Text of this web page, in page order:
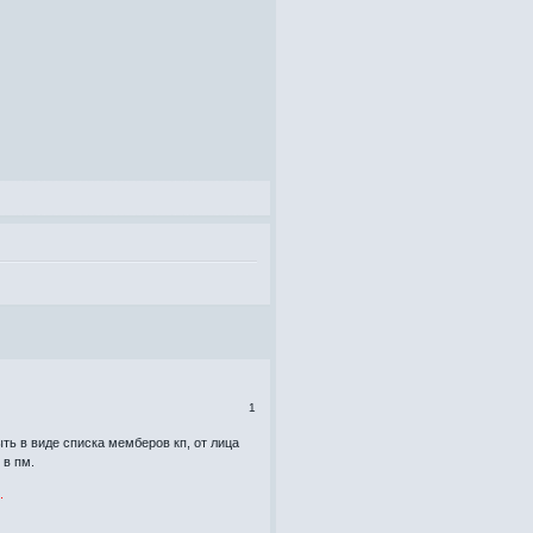
1
в виде списка мемберов кп, от лица
пм.